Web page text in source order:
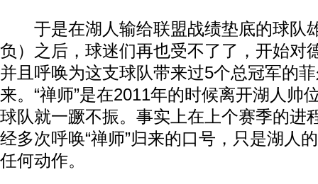
于是在湖人输给联盟战绩垫底的球队
负）之后，球迷们再也受不了了，开始对
并且呼唤为这支球队带来过5个总冠军的
来。“禅师”是在2011年的时候离开湖人帅
球队就一蹶不振。事实上在上个赛季的进
经多次呼唤“禅师”归来的口号，只是湖人
任何动作。